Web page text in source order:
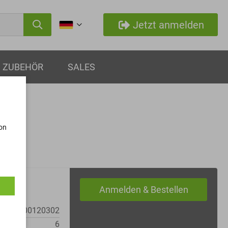
Jetzt anmelden
ZUBEHÖR SALES
MM0000120302
6